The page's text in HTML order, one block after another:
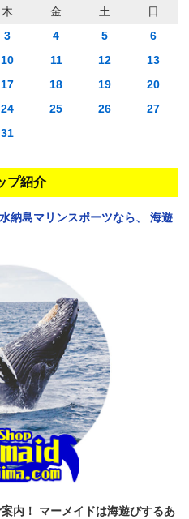
木 金 土
日
3 4 5
6
10 11 12
13
17 18 19
20
24 25 26
27
31
プ紹介
水納島マリンスポーツなら、
海遊
内！
マーメイドは海遊びするあ